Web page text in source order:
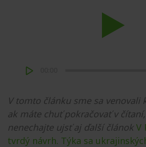
V tomto článku sme sa venovali
ak máte chuť pokračovať v
nenechajte ujsť aj ďalší článok V
tvrdý návrh. Týka sa